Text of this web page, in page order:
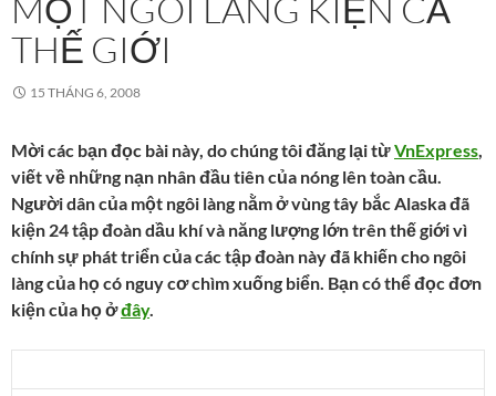
THẾ GIỚI
15 THÁNG 6, 2008
Mời các bạn đọc bài này, do chúng tôi đăng lại từVnExpress
viết về những nạn nhân đầu tiên của nóng lên toàn cầu.
Người dân của một ngôi làng nằm ở vùng tây bắc Alaska đã
kiện 24 tập đoàn dầu khí và năng lượng lớn trên thế giới vì
chính sự phát triển của các tập đoàn này đã khiến cho ngôi
làng của họ có nguy cơ chìm xuống biển. Bạn có thể đọc đơn
kiện của họ ởđây.